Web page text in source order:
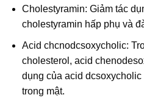
Cholestyramin: Giảm tác
cholestyramin hấp phụ và
Acid chcnodcsoxycholic:
cholesterol, acid
dụng của acid
trong mật.